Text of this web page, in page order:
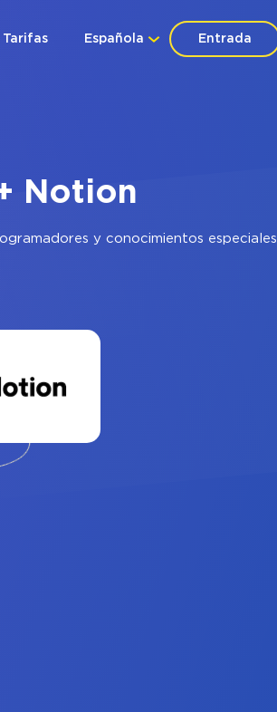
Entrada
Española
Tarifas
Notion
y conocimientos especiales.